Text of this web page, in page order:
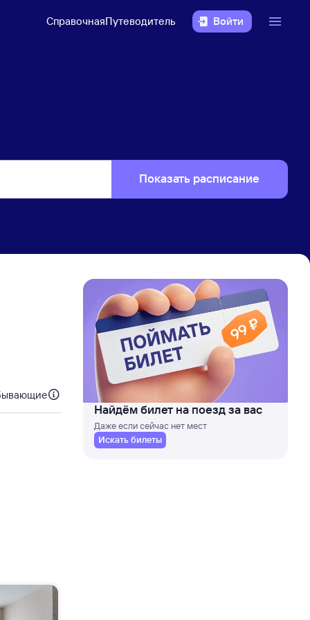
СправочнаяПутеводитель Войти
Показать расписание
Найдём билет на поезд за вас
Даже если сейчас нет мест
Искать билеты